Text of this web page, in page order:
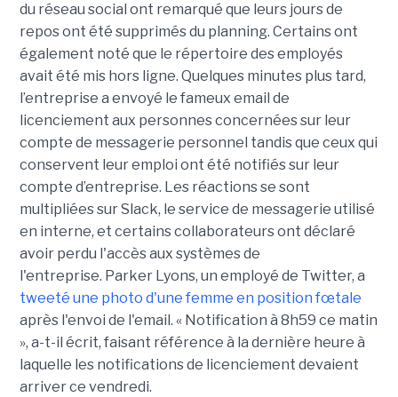
du réseau social ont remarqué que leurs jours de
repos ont été supprimés du planning. Certains ont
également noté que le répertoire des employés
avait été mis hors ligne. Quelques minutes plus tard,
l’entreprise a envoyé le fameux email de
licenciement aux personnes concernées sur leur
compte de messagerie personnel tandis que ceux qui
conservent leur emploi ont été notifiés sur leur
compte d’entreprise. Les réactions se sont
multipliées sur Slack, le service de messagerie utilisé
en interne, et certains collaborateurs ont déclaré
avoir perdu l'accès aux systèmes de
l'entreprise. Parker Lyons, un employé de Twitter, a
tweeté une photo d'une femme en position fœtale
après l'envoi de l'email. « Notification à 8h59 ce matin
», a-t-il écrit, faisant référence à la dernière heure à
laquelle les notifications de licenciement devaient
arriver ce vendredi.